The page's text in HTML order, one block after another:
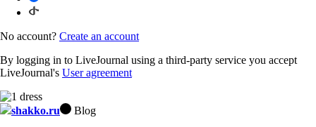
No account? Create an account
By logging in to LiveJournal using a third-party service you accept
LiveJournal's User agreement
shakko.ru Blog